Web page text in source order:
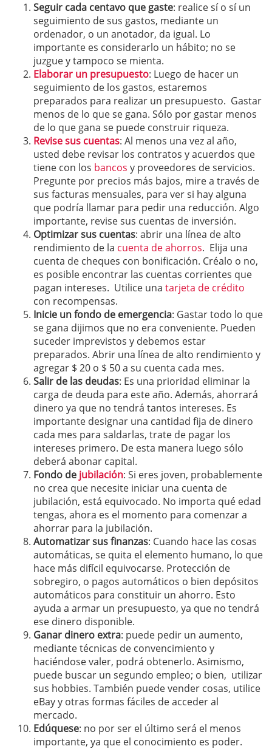
Seguir cada centavo que gaste: realice sí o sí un
seguimiento de sus gastos, mediante un
ordenador, o un anotador, da igual. Lo
importante es considerarlo un hábito; no se
juzgue y tampoco se mienta.
Elaborar un presupuesto: Luego de hacer un
seguimiento de los gastos, estaremos
preparados para realizar un presupuesto. Gastar
menos de lo que se gana. Sólo por gastar menos
de lo que gana se puede construir riqueza.
Revise sus cuentas: Al menos una vez al año,
usted debe revisar los contratos y acuerdos que
tiene con los bancos y proveedores de servicios.
Pregunte por precios más bajos, mire a través de
sus facturas mensuales, para ver si hay alguna
que podría llamar para pedir una reducción. Algo
importante, revise sus cuentas de inversión.
Optimizar sus cuentas: abrir una línea de alto
rendimiento de la cuenta de ahorros. Elija una
cuenta de cheques con bonificación. Créalo o no,
es posible encontrar las cuentas corrientes que
pagan intereses. Utilice una tarjeta de crédito
con recompensas.
Inicie un fondo de emergencia: Gastar todo lo que
se gana dijimos que no era conveniente. Pueden
suceder imprevistos y debemos estar
preparados. Abrir una línea de alto rendimiento y
agregar $ 20 o $ 50 a su cuenta cada mes.
Salir de las deudas: Es una prioridad eliminar la
carga de deuda para este año. Además, ahorrará
dinero ya que no tendrá tantos intereses. Es
importante designar una cantidad fija de dinero
cada mes para saldarlas, trate de pagar los
intereses primero. De esta manera luego sólo
deberá abonar capital.
Fondo de jubilación: Si eres joven, probablemente
no crea que necesite iniciar una cuenta de
jubilación, está equivocado. No importa qué edad
tengas, ahora es el momento para comenzar a
ahorrar para la jubilación.
Automatizar sus finanzas: Cuando hace las cosas
automáticas, se quita el elemento humano, lo que
hace más difícil equivocarse. Protección de
sobregiro, o pagos automáticos o bien depósitos
automáticos para constituir un ahorro. Esto
ayuda a armar un presupuesto, ya que no tendrá
ese dinero disponible.
Ganar dinero extra: puede pedir un aumento,
mediante técnicas de convencimiento y
haciéndose valer, podrá obtenerlo. Asimismo,
puede buscar un segundo empleo; o bien, utilizar
sus hobbies. También puede vender cosas, utilice
eBay y otras formas fáciles de acceder al
mercado.
Edúquese: no por ser el último será el menos
importante, ya que el conocimiento es poder.